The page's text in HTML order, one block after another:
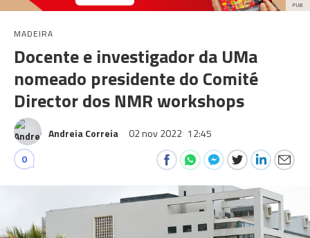
PUB
MADEIRA
Docente e investigador da UMa
nomeado presidente do Comité
Director dos NMR workshops
Andreia Correia 02 nov 2022 12:45
0